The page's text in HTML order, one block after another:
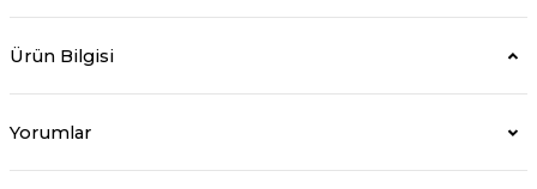
Ürün Bilgisi
Yorumlar